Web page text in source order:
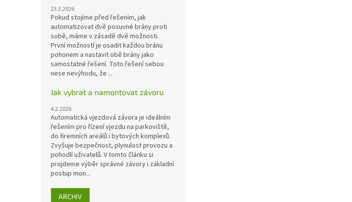
23.3.2026
Pokud stojíme před řešením, jak
automatizovat dvě posuvné brány proti
sobě, máme v zásadě dvě možnosti.
První možností je osadit každou bránu
pohonem a nastavit obě brány jako
samostatné řešení. Toto řešení sebou
nese nevýhodu, že ...
Jak vybrat a namontovat závoru
4.2.2026
Automatická vjezdová závora je ideálním
řešením pro řízení vjezdu na parkoviště,
do firemních areálů i bytových komplexů.
Zvyšuje bezpečnost, plynulost provozu a
pohodlí uživatelů. V tomto článku si
projdeme výběr správné závory i základní
postup mon...
ARCHIV